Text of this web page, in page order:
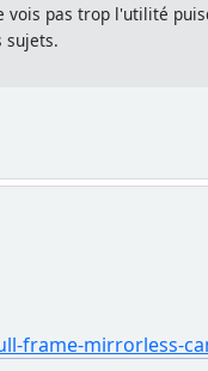
pas trop l'utilité
sujets.
frame-mirrorless-